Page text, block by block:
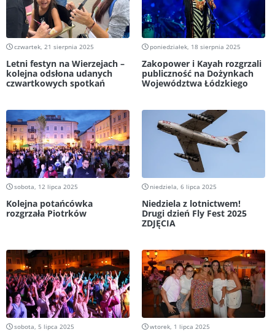
czwartek, 21 sierpnia 2025
Letni festyn na Wierzejach –
kolejna odsłona udanych
czwartkowych spotkań
poniedziałek, 18 sierpnia 2025
Zakopower i Kayah rozgrzali
publiczność na Dożynkach
Województwa Łódzkiego
sobota, 12 lipca 2025
Kolejna potańcówka
rozgrzała Piotrków
niedziela, 6 lipca 2025
Niedziela z lotnictwem!
Drugi dzień Fly Fest 2025
ZDJĘCIA
sobota, 5 lipca 2025 wtorek, 1 lipca 2025